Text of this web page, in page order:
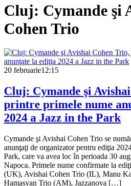
Cluj: Cymande şi
Cohen Trio
20 februarie12:15
Cluj: Cymande şi
printre primele nume
2024 a Jazz in the Park
Cymande şi Avishai Cohen Trio se
anunţaţi de organizator pentru ediţia
Park, care va avea loc în perioada 30
Napoca. Primele nume confirmate la
(UK), Avishai Cohen Trio (IL), Manu
Hamasyan Trio (AM), Jazzanova […]